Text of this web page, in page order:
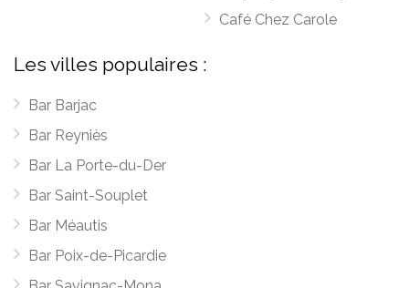
Café Chez Carole
Les villes populaires :
Bar Barjac
Bar Reyniès
Bar La Porte-du-Der
Bar Saint-Souplet
Bar Méautis
Bar Poix-de-Picardie